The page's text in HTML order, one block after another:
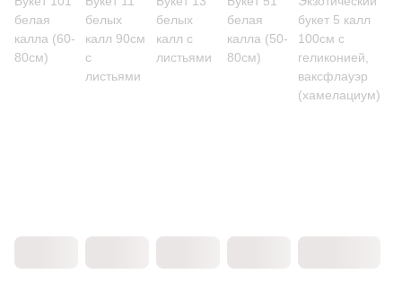
белая
калла (60-
80см)
белых
калл 90см
с
листьями
белых
калл с
листьями
белая
калла (50-
80см)
букет 5 калл
100см с
геликонией,
ваксфлауэр
(хамелациум)